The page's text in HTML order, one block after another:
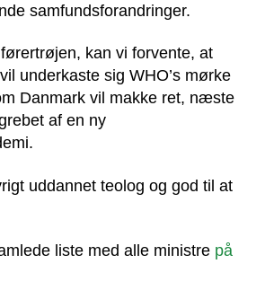
samfundsforandringer.
kan vi forvente, at
underkaste sig WHO’s mørke
Danmark vil makke ret, næste
af en ny
uddannet teolog og god til at
liste med alle ministre på